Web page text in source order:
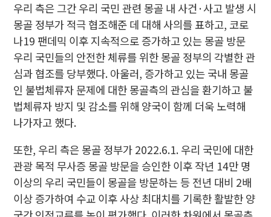
우리 측은 그간 우리 국민 관련 몽골 내 사건·사고 발생 시
몽골 정부가 적극 협조해준 데 대해 사의를 표하고, 코로
나19 팬데믹 이후 지속적으로 증가하고 있는 몽골 방문
우리 국민들의 안전한 체류를 위한 몽골 정부의 각별한 관
심과 협조를 당부했다. 아울러, 증가하고 있는 국내 몽골
인 불법체류자 문제에 대한 몽골측의 관심을 환기하고 불
법체류자 방지 및 감소를 위해 양국이 함께 더욱 노력해
나가자고 했다.
또한, 우리 측은 몽골 정부가 2022.6.1. 우리 국민에 대한
관광 목적 무사증 몽골 방문을 승인한 이후 작년 14만 명
이상의 우리 국민들이 몽골을 방문하는 등 전년 대비 2배
이상 증가하여 수교 이후 사상 최대치를 기록한 활발한 양